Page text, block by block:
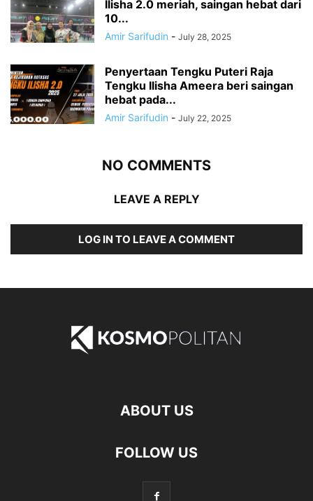
Ilisha 2.0 meriah, saingan hebat dari
10...
Amir Sarifudin - July 28, 2025
Penyertaan Tengku Puteri Raja
Tengku Ilisha Ameera beri saingan
hebat pada...
Amir Sarifudin - July 22, 2025
NO COMMENTS
LEAVE A REPLY
LOG IN TO LEAVE A COMMENT
ABOUT US
FOLLOW US